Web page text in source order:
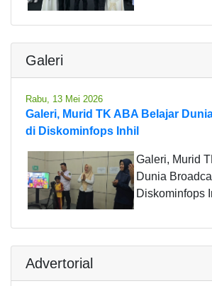
Galeri
Rabu, 13 Mei 2026
Galeri, Murid TK ABA Belajar
di Diskominfops Inhil
Galeri, Murid
Dunia
Diskominfops
Advertorial